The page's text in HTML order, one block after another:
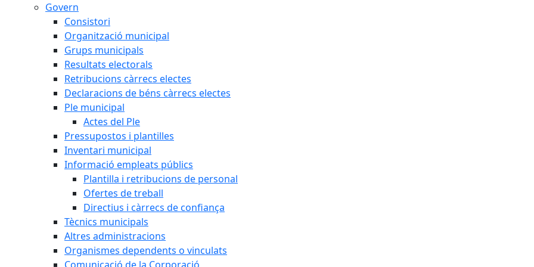
Govern
Consistori
Organització municipal
Grups municipals
Resultats electorals
Retribucions càrrecs electes
Declaracions de béns càrrecs electes
Ple municipal
Actes del Ple
Pressupostos i plantilles
Inventari municipal
Informació empleats públics
Plantilla i retribucions de personal
Ofertes de treball
Directius i càrrecs de confiança
Tècnics municipals
Altres administracions
Organismes dependents o vinculats